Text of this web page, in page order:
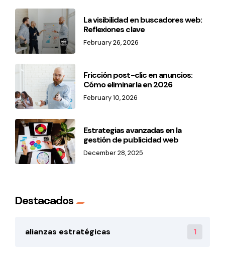
La visibilidad en buscadores web:
Reflexiones clave
February 26, 2026
Fricción post-clic en anuncios:
Cómo eliminarla en 2026
February 10, 2026
Estrategias avanzadas en la
gestión de publicidad web
December 28, 2025
Destacados
alianzas estratégicas 1